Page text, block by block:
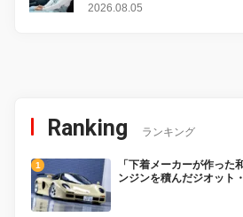
2026.08.05
Ranking ランキング
「下着メーカーが作っ
ンジンを積んだジオット